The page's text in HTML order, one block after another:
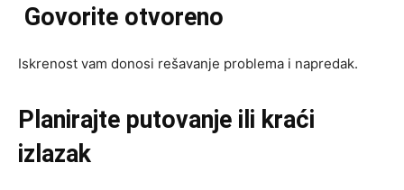
Govorite otvoreno
Iskrenost vam donosi rešavanje problema i napredak.
Planirajte putovanje ili kraći
izlazak